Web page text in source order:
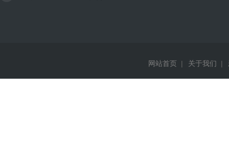
网站首页 | 关于我们 |